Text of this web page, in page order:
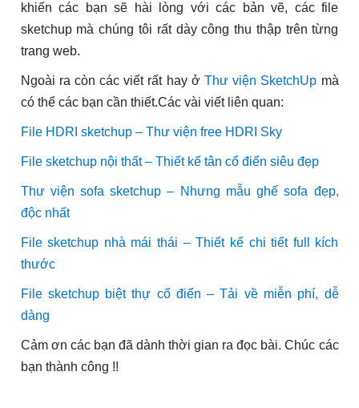
khiến các bạn sẽ hài lòng với các bản vẽ, các file
sketchup mà chúng tôi rất dày công thu thập trên từng
trang web.
Ngoài ra còn các viết rất hay ở Thư viện SketchUp mà
có thể các bạn cần thiết.Các vài viết liên quan:
File HDRI sketchup – Thư viện free HDRI Sky
File sketchup nội thất – Thiết kế tân cổ điển siêu đẹp
Thư viện sofa sketchup – Nhưng mẫu ghế sofa đẹp,
độc nhất
File sketchup nhà mái thái – Thiết kế chi tiết full kích
thước
File sketchup biệt thự cổ điển – Tải về miễn phí, dễ
dàng
Cảm ơn các bạn đã dành thời gian ra đọc bài. Chúc các
bạn thành công !!